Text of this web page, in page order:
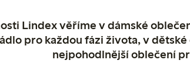
Lindex věříme v dámské
pro každou fázi života, v
nejpohodlnější oblečení